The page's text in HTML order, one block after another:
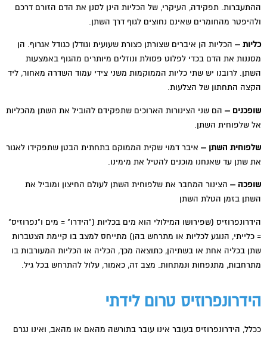
ההתעברות. תפקידה, העיקרי, של הכליות הינן לסנן את הדם הזורם דרכם
ולהיפטר מהחומרים שאינם נחוצים לגוף דרך השתן.
כליות – הכליות הן איברים שצורתן כצורת שעועית וגודלן כגודל אגרוף. הן
מסננות את הדם בכדי לפלוט פסולת ונוזלים מיותרים מהגוף באמצעות
השתן. לרובנו יש שתי כליות הממוקמות משני צידי עמוד השדרה מאחור, ליד
הקצה התחתון של הצלעות.
שופכנים – הם שני הצינורות הארוכים שתפקידם להוביל את השתן מהכליות
אל שלפוחית השתן.
שלפוחית השתן – איבר דמוי שקית הממוקם בתחתית הבטן שתפקידו לאגור
את שתן עד שאנחנו מוכנים להטיל את מימינו.
שופכה – הצינור המחבר את שלפוחית השתן לעולם החיצון ומוביל את
השתן בזמן הטלת השתן
הידרונפרוזיס (שפירושו המילולי הוא מים בכליות ("הידרו" = מים ו"נפרוזיס"
= כלייתי, הנוגע לכליות או מתרחש בהן) מתייחס למצב בו קיימת הצטברות
שתן בכליה אחת או בשתיהן, כתוצאה מכך, הכליה או הכליות המעורבות בו
מתרחבות, מתנפחות ונמתחות. מצב זה, כאמור, עלול להתרחש בכל גיל.
הידרונפרוזיס טרום לידתי
ככלל, הידרונפרוזיס בעובר אינו עובר בתורשה מהאם או מהאב, ואינו נגרם